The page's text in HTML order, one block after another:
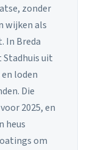
zonder
wijken als
In Breda
Stadhuis uit
loden
Die
2025, en
heus
om